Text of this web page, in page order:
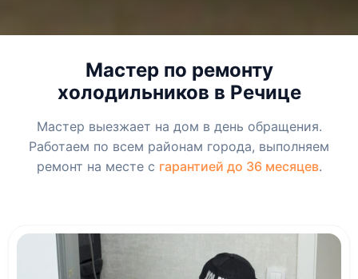
Мастер по ремонту
холодильников в Речице
Мастер выезжает на дом в день обращения.
Работаем по всем районам города, выполняем
ремонт на месте с гарантией до 36 месяцев.